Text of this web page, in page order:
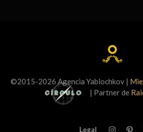
©2015-2026 Agencia Yablochkov |
| Partner de
Legal